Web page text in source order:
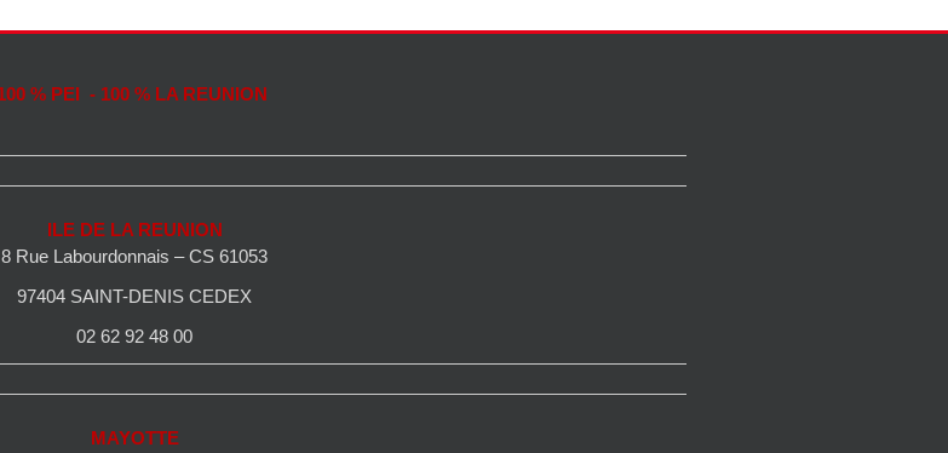
% PEI - 100 % LA REUNION
ILE DE LA REUNION
8 Rue Labourdonnais – CS 61053
97404 SAINT-DENIS CEDEX
02 62 92 48 00
MAYOTTE